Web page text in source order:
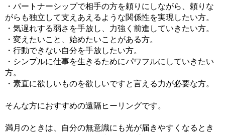
・パートナーシップで相手の方を頼りにしながら、頼りな
がらも独立して支えあえるような関係性を実現したい方。
・気遅れする弱さを手放し、力強く前進していきたい方。
・変えたいこと、始めたいことがある方。
・行動できない自分を手放したい方。
・シンプルに仕事を生きるためにパワフルにしていきたい
方。
・素直に欲しいものを欲しいですと言える力が必要な方。
そんな方におすすめの遠隔ヒーリングです。
満月のときは、自分の無意識にも光が届きやすくなるとき